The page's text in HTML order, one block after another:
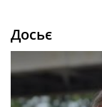
Досьє